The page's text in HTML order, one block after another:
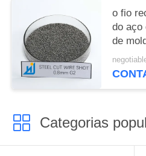
o fio
do aço
de
Categorias